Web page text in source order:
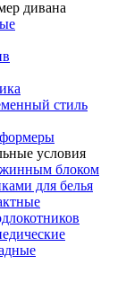
дивана
стиль
условия
блоком
для белья